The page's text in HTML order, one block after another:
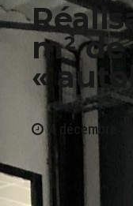
m²
«
4 décembre